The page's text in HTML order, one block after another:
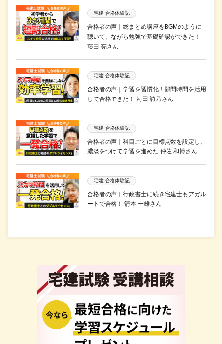
宅建 合格体験記
合格者の声｜総まとめ講座をBGMのように
聴いて、ながら勉強で基礎確認ができた！
藤田 亮さん
宅建 合格体験記
合格者の声｜学習を習慣化！隙間時間を活用
して合格できた！ 河田 詩乃さん
宅建 合格体験記
合格者の声｜科目ごとに目標点数を設定し、
濃淡をつけて学習を進めた 仲佐 和博さん
宅建 合格体験記
合格者の声｜行政書士に続き宅建士もアガル
ートで合格！ 箭本 一雄さん